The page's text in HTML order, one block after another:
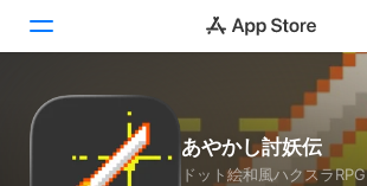
Today
ゲーム
あやかし討妖伝
ドット絵和風ハクスラRPG